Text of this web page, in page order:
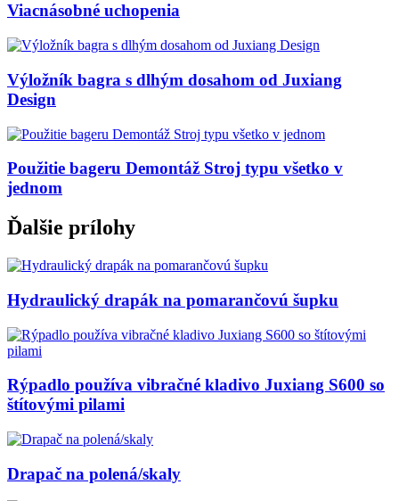
Viacnásobné uchopenia
Výložník bagra s dlhým dosahom od Juxiang
Design
Použitie bageru Demontáž Stroj typu všetko v
jednom
Ďalšie prílohy
Hydraulický drapák na pomarančovú šupku
Rýpadlo používa vibračné kladivo Juxiang S600 so
štítovými pilami
Drapač na polená/skaly